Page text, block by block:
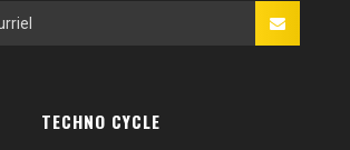
TECHNO CYCLE